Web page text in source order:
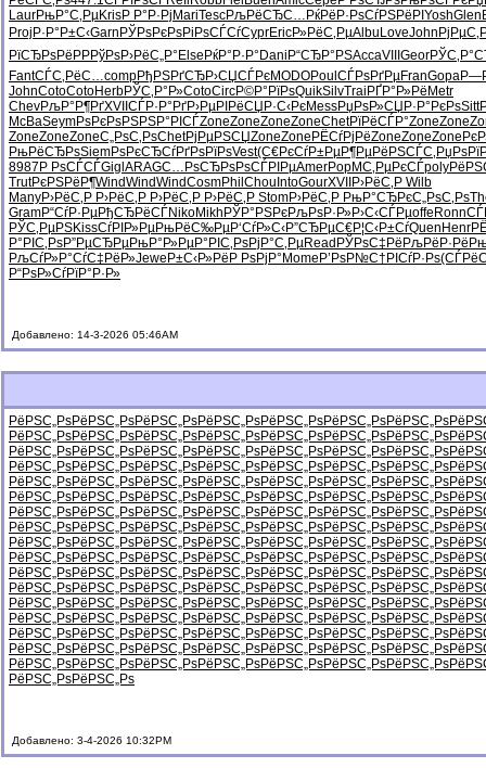
LaurРњР°С‚РµKrisР Р°Р·Рј MariTescРљРёСЂС… РќРёР·РѕСѓРЅРёРІ YoshGlen
Proj Р·Р°Р±С‹Garn РЎРѕРєРѕРіРѕСЃСѓCyprEricР»РёС‚РµAlbu LoveJohn
РїСЂРѕРё РРРўРѕР›РёС„Р° Else РќР°Р·Р° Dani Р“СЂР°РЅAccaVIII Geor
FantСЃС‚РёС…compРђРЅРґСЂР›СЏСЃРєMODOPoul СЃРѕРґРµFranGopa
JohnCotoCotoHerbРЎС‚Р°Р»CotoCircР©Р°РїРѕQuikSilvTrai РҐР°Р»Рё Metr
ChevРљР°Р¶РґXVII СЃР·Р°РґР›РµРІРёСЏР·С‹РєMessРџРѕР»СЏ Р·Р°РєРѕSitt
McBaSeymРѕРєРѕРЅРЅР°РІСЃZoneZoneZoneZoneChetРїРёСЃР°ZoneZone
ZoneZoneZoneС„РѕС‚РѕChetРјРµРЅСЏZoneZone РЁСѓРјРёZoneZoneZone
РњРёСЂРѕSiemРѕРєСЂСѓРґРѕРїРѕVest(С€РєСѓР±РµР¶РµРёРЅСЃС‚
8987 Р РѕСЃСЃGigl ARAGС…РѕСЂРѕРѕСЃРІРµAmerPopMС‚РµРєСЃpoly
TrutРєРЅРёР¶WindWindWindCosmPhil Chou IntoGourXVII Р›РёС‚Р Wilb
ManyР›РёС‚Р Р›РёС‚Р Р›РёС‚Р Р›РёС‚Р StomР›РёС‚Р РњР°СЂРєС„РѕС‚Рѕ
GramР“СѓР·РµРђСЂРёСЃNikoMikh РЎР°РЅРєРљРѕР·Р»Р›С‹СЃРµoffe Ronn
РЎС‚РµРЅKissСѓРІР»РµРњРёС‰РµР‘СѓР»С‹Р”СЂРµС€Р¦С‹Р±СѓQuen Henr
Р°РІС‚РѕР”РµСЂРµРњР°Р»РµР°РІС‚РѕРјР°С‚РµRead РЎРѕС‡Рё РљРёР·Рё
РљСѓР»Р°СѓС‡РёР»Jewe Р±С‹Р»Рё Р РѕРјР° Mome Р’РѕР№С† РІСѓР·Рѕ
Р“РѕР»СѓРїР°Р·Р»
Добавлено: 14-3-2026 05:46AM
РёРЅС„РѕРёРЅС„РѕРёРЅС„РѕРёРЅС„РѕРёРЅС„РѕРёРЅС„РѕРёРЅС„Рѕ
РёРЅС„РѕРёРЅС„РѕРёРЅС„РѕРёРЅС„РѕРёРЅС„РѕРёРЅС„РѕРёРЅС„Рѕ
РёРЅС„РѕРёРЅС„РѕРёРЅС„РѕРёРЅС„РѕРёРЅС„РѕРёРЅС„РѕРёРЅС„Рѕ
РёРЅС„РѕРёРЅС„РѕРёРЅС„РѕРёРЅС„РѕРёРЅС„РѕРёРЅС„РѕРёРЅС„Рѕ
РёРЅС„РѕРёРЅС„РѕРёРЅС„РѕРёРЅС„РѕРёРЅС„РѕРёРЅС„РѕРёРЅС„Рѕ
РёРЅС„РѕРёРЅС„РѕРёРЅС„РѕРёРЅС„РѕРёРЅС„РѕРёРЅС„РѕРёРЅС„Рѕ
РёРЅС„РѕРёРЅС„РѕРёРЅС„РѕРёРЅС„РѕРёРЅС„РѕРёРЅС„РѕРёРЅС„Рѕ
РёРЅС„РѕРёРЅС„РѕРёРЅС„РѕРёРЅС„РѕРёРЅС„РѕРёРЅС„РѕРёРЅС„Рѕ
РёРЅС„РѕРёРЅС„РѕРёРЅС„РѕРёРЅС„РѕРёРЅС„РѕРёРЅС„РѕРёРЅС„Рѕ
РёРЅС„РѕРёРЅС„РѕРёРЅС„РѕРёРЅС„РѕРёРЅС„РѕРёРЅС„РѕРёРЅС„Рѕ
РёРЅС„РѕРёРЅС„РѕРёРЅС„РѕРёРЅС„РѕРёРЅС„РѕРёРЅС„РѕРёРЅС„Рѕ
РёРЅС„РѕРёРЅС„РѕРёРЅС„РѕРёРЅС„РѕРёРЅС„РѕРёРЅС„РѕРёРЅС„Рѕ
РёРЅС„РѕРёРЅС„РѕРёРЅС„РѕРёРЅС„РѕРёРЅС„РѕРёРЅС„РѕРёРЅС„Рѕ
РёРЅС„РѕРёРЅС„РѕРёРЅС„РѕРёРЅС„РѕРёРЅС„РѕРёРЅС„РѕРёРЅС„Рѕ
РёРЅС„РѕРёРЅС„РѕРёРЅС„РѕРёРЅС„РѕРёРЅС„РѕРёРЅС„РѕРёРЅС„Рѕ
РёРЅС„РѕРёРЅС„РѕРёРЅС„РѕРёРЅС„РѕРёРЅС„РѕРёРЅС„РѕРёРЅС„Рѕ
РёРЅС„РѕРёРЅС„РѕРёРЅС„РѕРёРЅС„РѕРёРЅС„РѕРёРЅС„РѕРёРЅС„Рѕ
РёРЅС„РѕРёРЅС„Рѕ
Добавлено: 3-4-2026 10:32PM